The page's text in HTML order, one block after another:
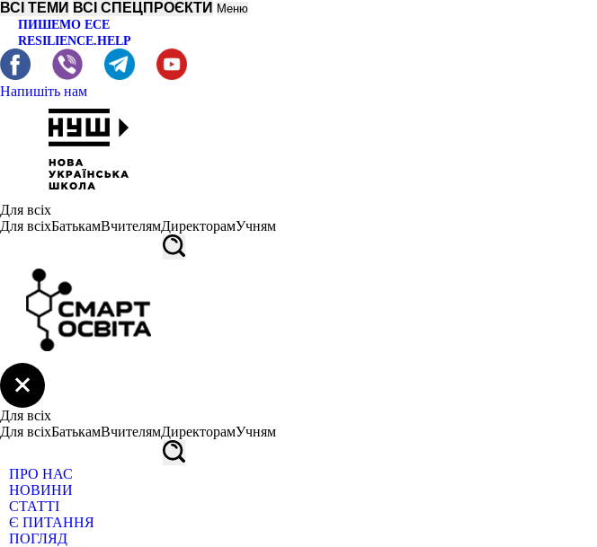
ВСІ ТЕМИ ВСІ СПЕЦПРОЄКТИ Меню
ПИШЕМО ЕСЕ
RESILIENCE.HELP
Напишіть нам
Для всіх
Для всіхБатькамВчителямДиректорамУчням
Для всіх
Для всіхБатькамВчителямДиректорамУчням
ПРО НАС
НОВИНИ
СТАТТІ
Є ПИТАННЯ
ПОГЛЯД